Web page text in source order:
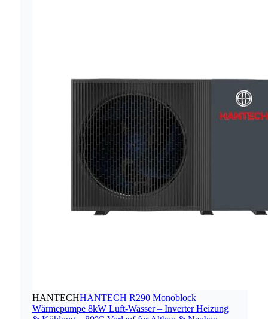
HANTECHHANTECH R290 Monoblock
Wärmepumpe 8kW Luft-Wasser – Inverter Heizung